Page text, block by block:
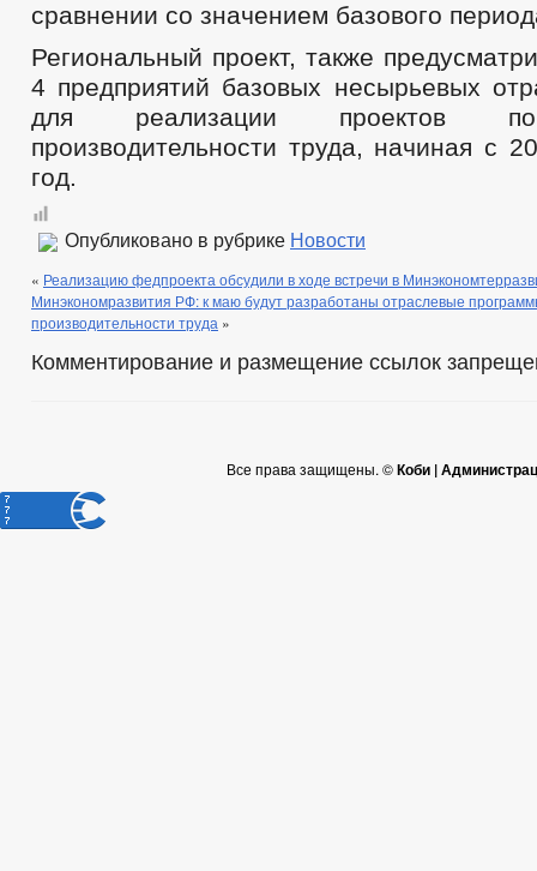
сравнении со значением базового
Региональный проект, также
4 предприятий базовых несырьевых
для реализации проектов
производительности труда, начиная с
год.
Опубликовано в рубрике Новости
« Реализацию федпроекта обсудили в ходе встречи в
Минэкономразвития РФ: к маю будут разработаны отраслевые
производительности труда »
Комментирование и размещение ссылок
Все права защищены. ©Коби |